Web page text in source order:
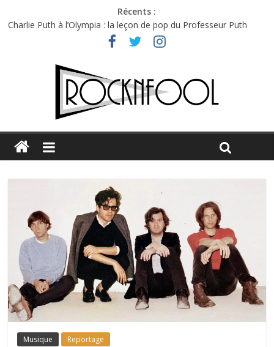
Récents :
Charlie Puth à l’Olympia : la leçon de pop du Professeur Puth
Festival Triptyque : un nouveau festival de musique indépendant
Hellfest 2026 vendredi : température et émotions en hausse
Hellfest 2026 jeudi : impossible de choisir entre chaleur et bonne
Première édition du Midgard Festival : entre bière, métal et
Musique Reportage